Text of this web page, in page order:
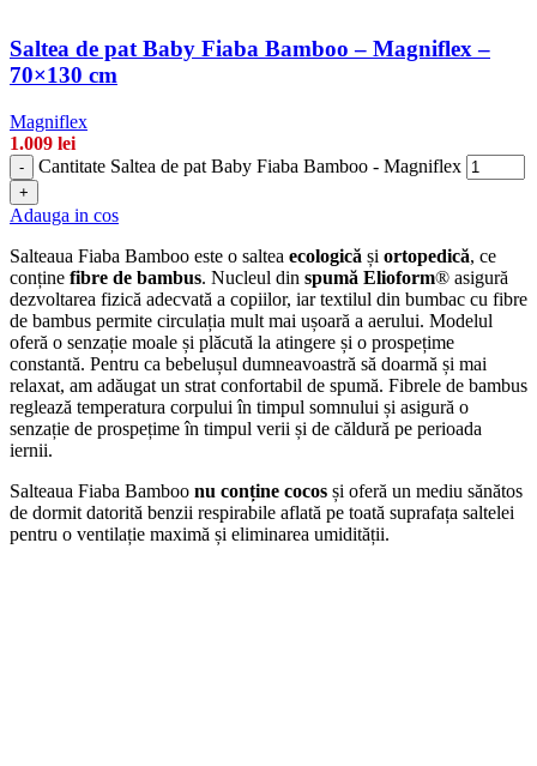
Saltea de pat Baby Fiaba Bamboo – Magniflex –
70×130 cm
Magniflex
1.009 lei
- Cantitate Saltea de pat Baby Fiaba Bamboo - Magniflex
+
Adauga in cos
Salteaua Fiaba Bamboo este o saltea ecologică și ortopedică, ce
conține fibre de bambus. Nucleul din spumă Elioform® asigură
dezvoltarea fizică adecvată a copiilor, iar textilul din bumbac cu fibre
de bambus permite circulația mult mai ușoară a aerului. Modelul
oferă o senzație moale și plăcută la atingere și o prospețime
constantă. Pentru ca bebelușul dumneavoastră să doarmă și mai
relaxat, am adăugat un strat confortabil de spumă. Fibrele de bambus
reglează temperatura corpului în timpul somnului și asigură o
senzație de prospețime în timpul verii și de căldură pe perioada
iernii.
Salteaua Fiaba Bamboo nu conține cocos și oferă un mediu sănătos
de dormit datorită benzii respirabile aflată pe toată suprafața saltelei
pentru o ventilație maximă și eliminarea umidității.